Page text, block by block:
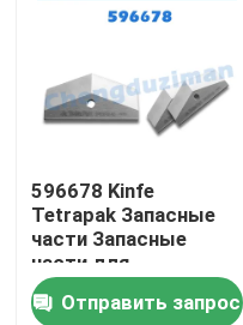
Ролики
О нас
Путешествие фабрики
596678 Kinfe
Tetrapak Запасные
части Запасные
части для
обслуживания и
ремонта
Отправить запрос